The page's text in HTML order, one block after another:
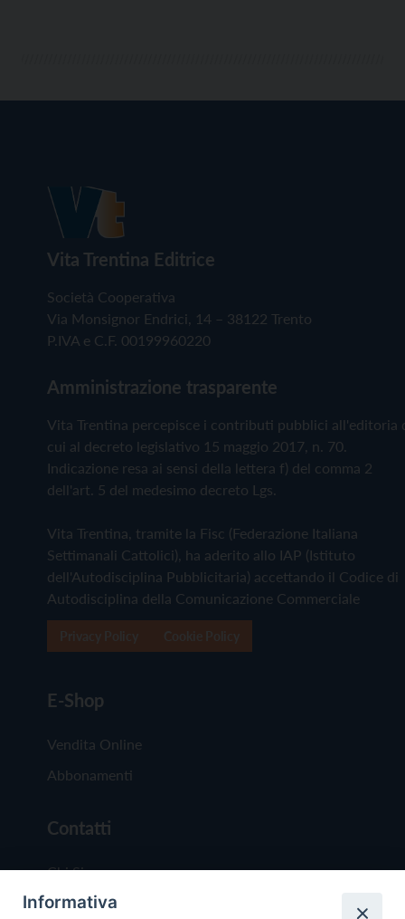
Vita Trentina Editrice
Società Cooperativa
Via Monsignor Endrici, 14 – 38122 Trento
P.IVA e C.F. 00199960220
Amministrazione trasparente
Vita Trentina percepisce i contributi pubblici all'editoria
cui al decreto legislativo 15 maggio 2017, n. 70.
Indicazione resa ai sensi della lettera f) del comma 2
dell'art. 5 del medesimo decreto Lgs.
Vita Trentina, tramite la Fisc (Federazione Italiana
Settimanali Cattolici), ha aderito allo IAP (Istituto
dell'Autodisciplina Pubblicitaria) accettando il Codice di
Autodisciplina della Comunicazione Commerciale
E-Shop
Vendita Online
Abbonamenti
Contatti
Chi Siamo
Redazione
Informativa